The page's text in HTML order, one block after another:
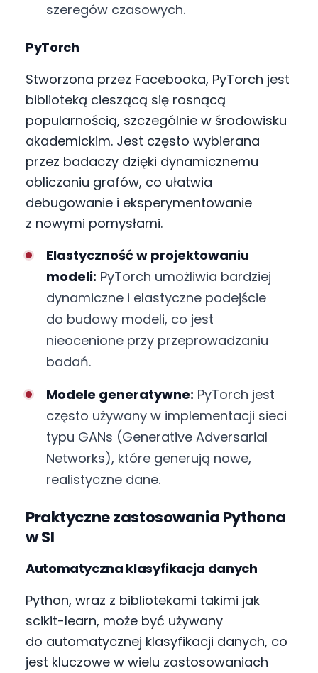
szeregów czasowych.
PyTorch
Stworzona przez Facebooka, PyTorch jest
biblioteką cieszącą się rosnącą
popularnością, szczególnie w środowisku
akademickim. Jest często wybierana
przez badaczy dzięki dynamicznemu
obliczaniu grafów, co ułatwia
debugowanie i eksperymentowanie
z nowymi pomysłami.
Elastyczność w projektowaniu
modeli: PyTorch umożliwia bardziej
dynamiczne i elastyczne podejście
do budowy modeli, co jest
nieocenione przy przeprowadzaniu
badań.
Modele generatywne: PyTorch jest
często używany w implementacji sieci
typu GANs (Generative Adversarial
Networks), które generują nowe,
realistyczne dane.
Praktyczne zastosowania Pythona
w SI
Automatyczna klasyfikacja danych
Python, wraz z bibliotekami takimi jak
scikit-learn, może być używany
do automatycznej klasyfikacji danych, co
jest kluczowe w wielu zastosowaniach